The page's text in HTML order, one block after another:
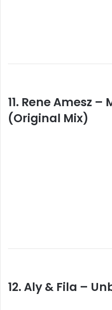
11. Rene Amesz
(Original Mix)
12. Aly & Fila –